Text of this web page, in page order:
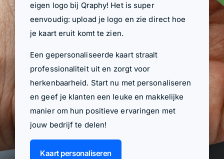
eigen logo bij Qraphy! Het is super
eenvoudig: upload je logo en zie direct hoe
je kaart eruit komt te zien.
Een gepersonaliseerde kaart straalt
professionaliteit uit en zorgt voor
herkenbaarheid. Start nu met personaliseren
en geef je klanten een leuke en makkelijke
manier om hun positieve ervaringen met
jouw bedrijf te delen!
Kaart personaliseren